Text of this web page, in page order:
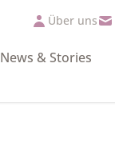
Über uns
News & Stories